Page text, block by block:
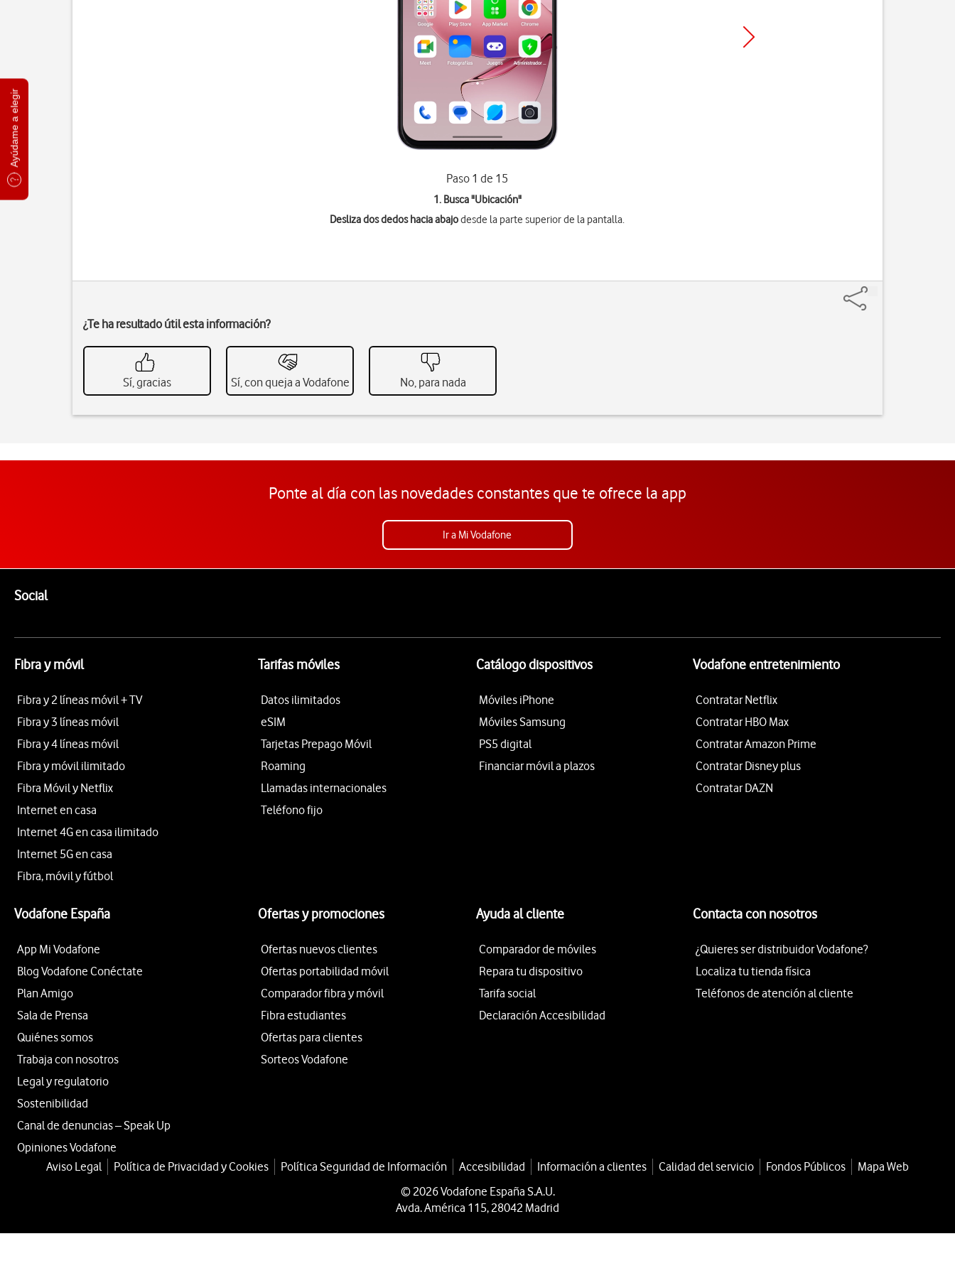
Ayúdame a elegir
Paso 1 de 15
1. Busca "Ubicación"
Desliza dos dedos hacia abajodesde la parte superior de la pantalla.
¿Te ha resultado útil esta información?
Sí, gracias Sí, con queja a Vodafone No, para nada
Ponte al día con las novedades constantes que te ofrece la app
Ir a Mi Vodafone
SocialEnlaces a las redes sociales de Vodafone
Fibra y móvil
Fibra y 2 líneas móvil + TV
Fibra y 3 líneas móvil
Fibra y 4 líneas móvil
Fibra y móvil ilimitado
Fibra Móvil y Netflix
Internet en casa
Internet 4G en casa ilimitado
Internet 5G en casa
Fibra, móvil y fútbol
Tarifas móviles
Datos ilimitados
eSIM
Tarjetas Prepago Móvil
Roaming
Llamadas internacionales
Teléfono fijo
Catálogo dispositivos
Móviles iPhone
Móviles Samsung
PS5 digital
Financiar móvil a plazos
Vodafone entretenimiento
Contratar Netflix
Contratar HBO Max
Contratar Amazon Prime
Contratar Disney plus
Contratar DAZN
Vodafone España
App Mi Vodafone
Blog Vodafone Conéctate
Plan Amigo
Sala de Prensa
Quiénes somos
Trabaja con nosotros
Legal y regulatorio
Sostenibilidad
Canal de denuncias – Speak Up
Opiniones Vodafone
Ofertas y promociones
Ofertas nuevos clientes
Ofertas portabilidad móvil
Comparador fibra y móvil
Fibra estudiantes
Ofertas para clientes
Sorteos Vodafone
Ayuda al cliente
Comparador de móviles
Repara tu dispositivo
Tarifa social
Declaración Accesibilidad
Contacta con nosotros
¿Quieres ser distribuidor Vodafone?
Localiza tu tienda física
Teléfonos de atención al cliente
Aviso Legal Política de Privacidad y Cookies Política Seguridad de Información Accesibilidad Información a clientes Calidad del servicio Fondos Públicos
Mapa Web
© 2026 Vodafone España S.A.U.
Avda. América 115, 28042 Madrid